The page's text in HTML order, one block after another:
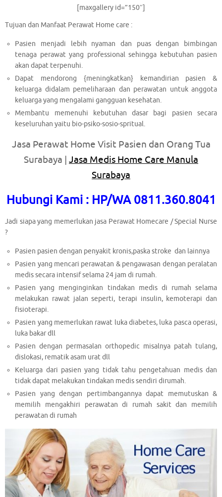
[maxgallery id=”150″]
Tujuan dan Manfaat Perawat Home care :
Pasien menjadi lebih nyaman dan puas dengan bimbingan
tenaga perawat yang professional sehingga kebutuhan pasien
akan dapat terpenuhi.
Dapat mendorong {meningkatkan} kemandirian pasien &
keluarga didalam pemeliharaan dan perawatan untuk anggota
keluarga yang mengalami gangguan kesehatan.
Membantu memenuhi kebutuhan dasar bagi pasien secara
keseluruhan yaitu bio-psiko-sosio-spritual.
Jasa Perawat Home Visit Pasien dan Orang Tua
Surabaya | Jasa Medis Home Care Manula
Surabaya
Hubungi Kami : HP/WA 0811.360.8041
Jadi siapa yang memerlukan jasa Perawat Homecare / Special Nurse
?
Pasien pasien dengan penyakit kronis,paska stroke dan lainnya
Pasien yang mencari perawatan & pengawasan dengan peralatan
medis secara intensif selama 24 jam di rumah.
Pasien yang menginginkan tindakan medis di rumah selama
melakukan rawat jalan seperti, terapi insulin, kemoterapi dan
fisioterapi.
Pasien yang memerlukan rawat luka diabetes, luka pasca operasi,
luka bakar dll
Pasien dengan permasalan orthopedic misalnya patah tulang,
dislokasi, rematik asam urat dll
Keluarga dari pasien yang tidak tahu pengetahuan medis dan
tidak dapat melakukan tindakan medis sendiri dirumah.
Pasien yang dengan pertimbangannya dapat memutuskan &
memilih mengakhiri perawatan di rumah sakit dan memilih
perawatan di rumah